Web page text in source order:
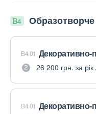
B4 Образотворче
B4.01 Декоративно-
26 200 грн. за
B4.01 Декоративно-